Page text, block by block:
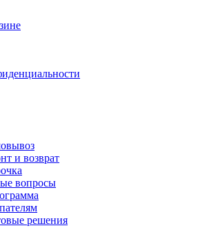
и возврат
вопросы
решения